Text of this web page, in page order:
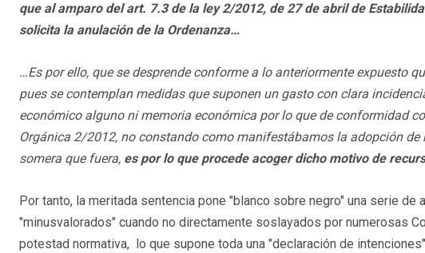
que al amparo del art. 7.3 de la ley 2/2012, de 27 de abril de
solicita la anulación de la Ordenanza…
…Es por ello, que se desprende conforme a lo anteriormente expuesto
pues se contemplan medidas que suponen un gasto con clara
económico alguno ni memoria económica por lo que de conformidad
Orgánica 2/2012, no constando como manifestábamos la adopción
somera que fuera, es por lo que procede acoger dicho motivo de
Por tanto, la meritada sentencia pone "blanco sobre negro" una serie
"minusvalorados" cuando no directamente soslayados por numerosas
potestad normativa, lo que supone toda una "declaración de